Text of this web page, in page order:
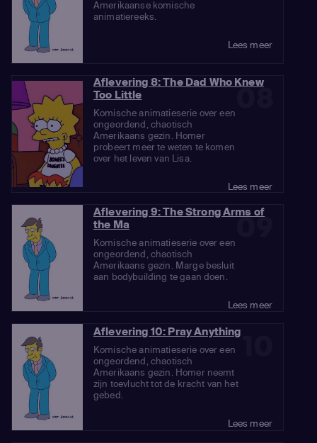
Amerikaanse komische
animatiereeks.
Lees meer
08
Aflevering 8: The Dad Who Knew
Too Little
Komische animatieserie over een
ongeordend, chaotisch
Amerikaans gezin. Homer
probeert meer te weten te komen
over het leven van Lisa.
Lees meer
09
Aflevering 9: The Strong Arms of
the Ma
Komische animatieserie over een
ongeordend, chaotisch
Amerikaans gezin. Marge besluit
aan bodybuilding te gaan doen.
Lees meer
Aflevering 10: Pray Anything
Komische animatieserie over een
ongeordend, chaotisch
Amerikaans gezin. Homer neemt
zijn toevlucht tot de kracht van het
gebed.
Lees meer